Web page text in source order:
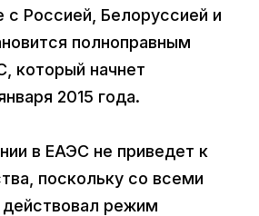
с Россией, Белоруссией и
полноправным
который начнет
2015 года.
в ЕАЭС не приведет к
поскольку со всеми
режим